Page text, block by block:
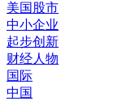
美国股市
中小企业
起步创新
财经人物
国际
中国